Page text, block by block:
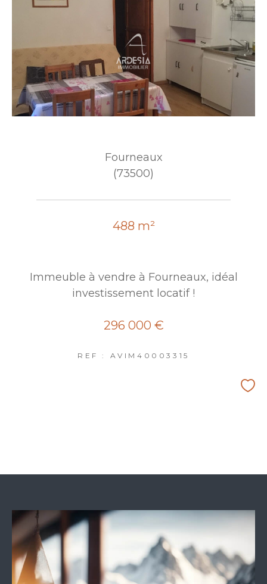
Fourneaux
(73500)
488 m²
Immeuble à vendre à Fourneaux, idéal
investissement locatif !
296 000 €
REF : AVIM40003315